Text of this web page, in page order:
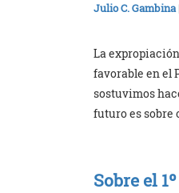
Julio C. Gambina
La
favorable en el
sostuvimos
futuro es sobre
Sobre el